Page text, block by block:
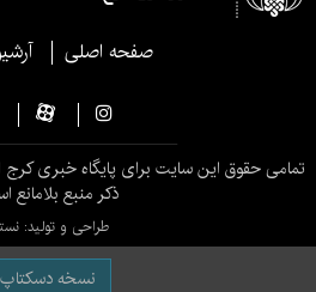
صفحه اصلی
تمامی حقوق این سایت برای پایگاه خبری
ذکر منبع بلامانع
طراحی و تولید:
نسخه دسکتاپ